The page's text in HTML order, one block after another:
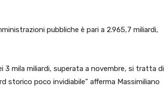
pubbliche è pari a 2.965,7 miliardi,
3 mila miliardi, superata a novembre, si tratta di
storico poco invidiabile” afferma Massimiliano